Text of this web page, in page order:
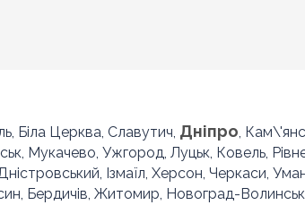
Біла Церква, Славутич, Дніпро,
Мукачево, Ужгород, Луцьк, Ковель,
Ізмаїл, Херсон, Черкаси,
Бердичів, Житомир, Новоград-